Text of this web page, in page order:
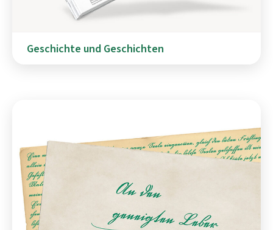
Geschichte und Geschichten